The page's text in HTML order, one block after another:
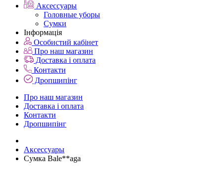
Аксессуары
Головные уборы
Сумки
Інформація
Особистий кабінет
Про наш магазин
Доставка і оплата
Контакти
Дропшипінг
Про наш магазин
Доставка і оплата
Контакти
Дропшипінг
Аксессуары
Сумка Bale**aga